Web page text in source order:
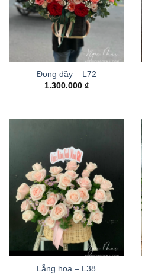
Đong đầy – L72
1.300.000 ₫
Lẵng hoa – L38